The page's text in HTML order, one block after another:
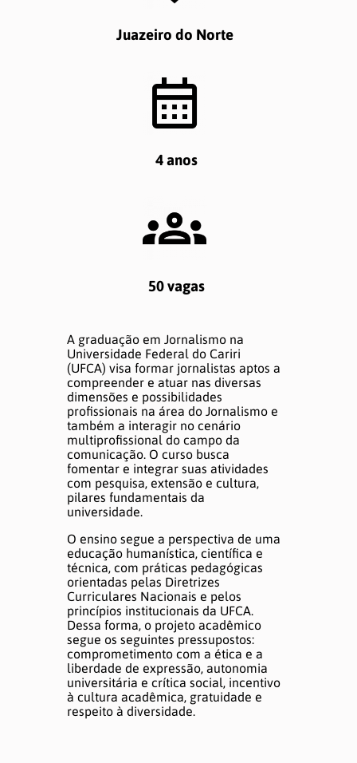
Juazeiro do Norte
4 anos
50 vagas
A graduação em Jornalismo na
Universidade Federal do Cariri
(UFCA) visa formar jornalistas aptos a
compreender e atuar nas diversas
dimensões e possibilidades
profissionais na área do Jornalismo e
também a interagir no cenário
multiprofissional do campo da
comunicação. O curso busca
fomentar e integrar suas atividades
com pesquisa, extensão e cultura,
pilares fundamentais da
universidade.
O ensino segue a perspectiva de uma
educação humanística, científica e
técnica, com práticas pedagógicas
orientadas pelas Diretrizes
Curriculares Nacionais e pelos
princípios institucionais da UFCA.
Dessa forma, o projeto acadêmico
segue os seguintes pressupostos:
comprometimento com a ética e a
liberdade de expressão, autonomia
universitária e crítica social, incentivo
à cultura acadêmica, gratuidade e
respeito à diversidade.